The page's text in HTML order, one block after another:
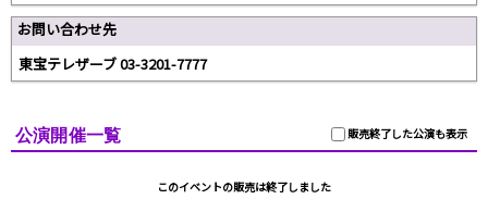
お問い合わせ先
東宝テレザーブ 03-3201-7777
販売終了した公演も表示
公演開催一覧
このイベントの販売は終了しました